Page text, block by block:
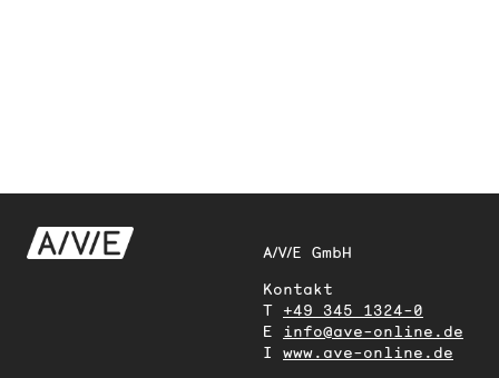
A/V/E GmbH
Kontakt
T +49 345 1324-0
E info@ave-online.de
I www.ave-online.de